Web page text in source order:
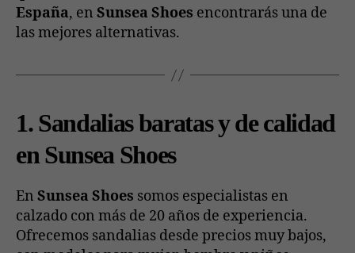
España, en Sunsea Shoes encontrarás una de
las mejores alternativas.
1. Sandalias baratas y de calidad
en Sunsea Shoes
En Sunsea Shoes somos especialistas en
calzado con más de 20 años de experiencia.
Ofrecemos sandalias desde precios muy bajos,